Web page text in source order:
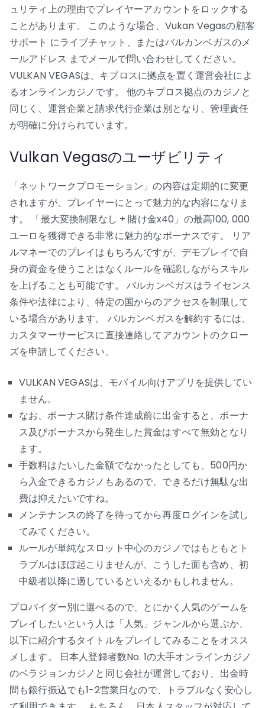
ュリティ上の理由でプレイヤーアカウントをロックする
ことがあります。 このような場合、Vukan Vegasの顧客
サポート にライブチャット、またはバルカンベガスのメ
ールアドレス までメールで問い合わせしてください。
VULKAN VEGASは、キプロスに拠点を置く運営会社によ
るオンラインカジノです。 他のキプロス拠点のカジノと
同じく、運営企業と請求代行企業は別となり、管理責任
が明確に分けられています。
Vulkan Vegasのユーザビリティ
「ネットワークプロモーション」の内容は定期的に変更
されますが、プレイヤーにとって魅力的な内容になりま
す。 「最大変換制限なし + 賭け金x40」の最高100, 000
ユーロを獲得できる非常に魅力的なボーナスです。 リア
ルマネーでのプレイはもちろんですが、デモプレイで自
身の資金を使うことはなくルールを確認しながらスキル
を上げることも可能です。 バルカンベガスはライセンス
条件や法律により、特定の国からのアクセスを制限して
いる場合があります。 バルカンベガスを解約するには、
カスタマーサービスに直接連絡してアカウントのクロー
ズを申請してください。
VULKAN VEGASは、モバイル向けアプリを提供してい
ません。
なお、ボーナス賭け条件達成前に出金すると、ボーナ
ス及びボーナスから発生した賞金はすべて無効となり
ます。
手数料はたいした金額でなかったとしても、500円か
ら入金できるカジノもあるので、できるだけ無駄な出
費は抑えたいですね。
メンテナンスの終了を待ってから再度ログインを試し
てみてください。
ルールが単純なスロット中心のカジノではもともとト
ラブルはほぼ起こりませんが、こうした面も含め、初
中級者以降に適しているといえるかもしれません。
プロバイダー別に選べるので、とにかく人気のゲームを
プレイしたいという人は「人気」ジャンルから選ぶか、
以下に紹介するタイトルをプレイしてみることをオスス
メします。 日本人登録者数No. 1の大手オンラインカジノ
のベラジョンカジノと同じ会社が運営しており、出金時
間も銀行振込でも1-2営業日なので、トラブルなく安心し